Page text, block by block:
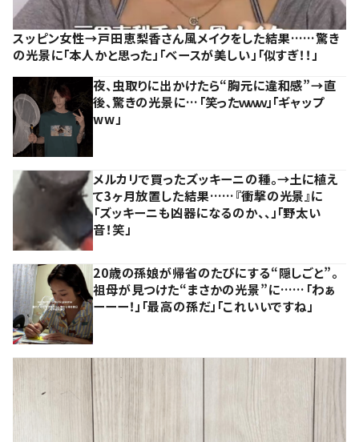
スッピン女性→戸田恵梨香さん風メイクをした結果……驚き
の光景に「本人かと思った」「ベースが美しい」「似すぎ！！」
夜、虫取りに出かけたら“胸元に違和感”→直
後、驚きの光景に…「笑ったｗｗｗ」「ギャップ
ww」
メルカリで買ったズッキーニの種。→土に植え
て3ヶ月放置した結果……『衝撃の光景』に
「ズッキーニも凶器になるのか、、」「野太い
音！笑」
20歳の孫娘が帰省のたびにする“隠しごと”。
祖母が見つけた“まさかの光景”に……「わぁ
ーーー！」「最高の孫だ」「これいいですね」